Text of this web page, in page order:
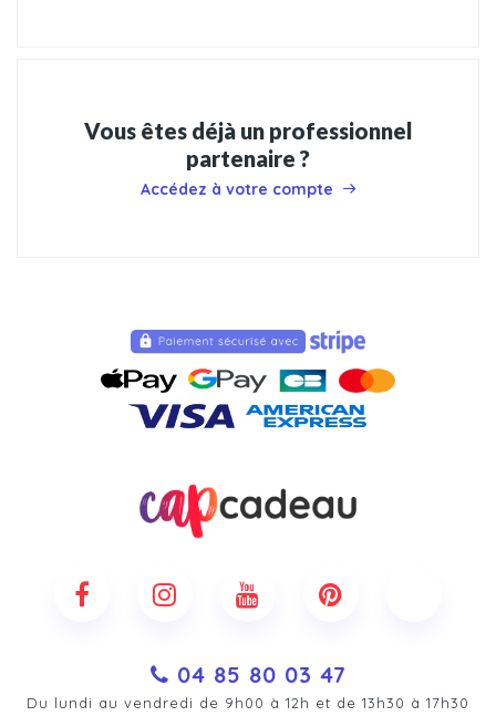
Vous êtes déjà un professionnel
partenaire ?
Accédez à votre compte
04 85 80 03 47
Du lundi au vendredi de 9h00 à 12h et de 13h30 à 17h30